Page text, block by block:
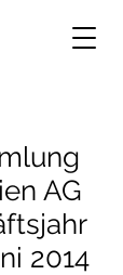
AG
2014